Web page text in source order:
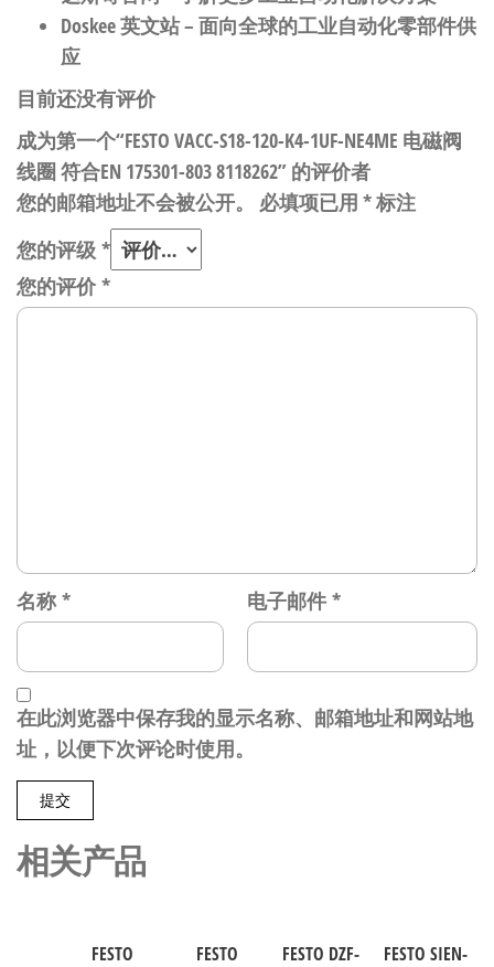
Doskee 英文站– 面向全球的工业自动化零部件供
应
目前还没有评价
成为第一个“FESTO VACC-S18-120-K4-1UF-NE4ME 电磁阀
线圈 符合EN 175301-803 8118262” 的评价者
您的邮箱地址不会被公开。
必填项已用 *标注
您的评级 *
您的评价*
名称 * 电子邮件 *
在此浏览器中保存我的显示名称、邮箱地址和网站地
址，以便下次评论时使用。
相关产品
FESTO
FESTO
FESTO DZF-
FESTO SIEN-